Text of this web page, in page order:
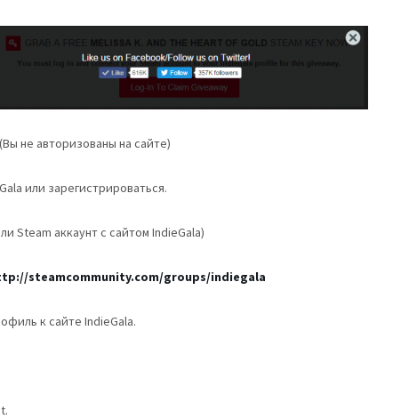
(Вы не авторизованы на сайте)
или зарегистрироваться.
Steam аккаунт с сайтом IndieGala)
steamcommunity.com/groups/indiegala
к сайте IndieGala.